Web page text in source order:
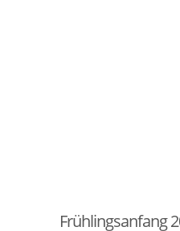
Frühlingsanfang